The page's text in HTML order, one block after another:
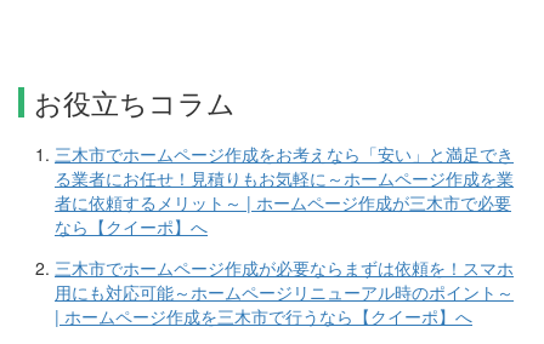
お役立ちコラム
三木市でホームページ作成をお考えなら「安い」と満足でき
る業者にお任せ！見積りもお気軽に～ホームページ作成を業
者に依頼するメリット～ | ホームページ作成が三木市で必要
なら【クイーポ】へ
三木市でホームページ作成が必要ならまずは依頼を！スマホ
用にも対応可能～ホームページリニューアル時のポイント～
| ホームページ作成を三木市で行うなら【クイーポ】へ